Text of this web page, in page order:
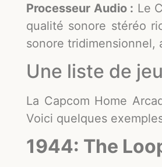
Processeur Audio : Le
qualité sonore stéréo
sonore tridimensionnel,
Une liste de
La Capcom Home
Voici quelques
1944: The